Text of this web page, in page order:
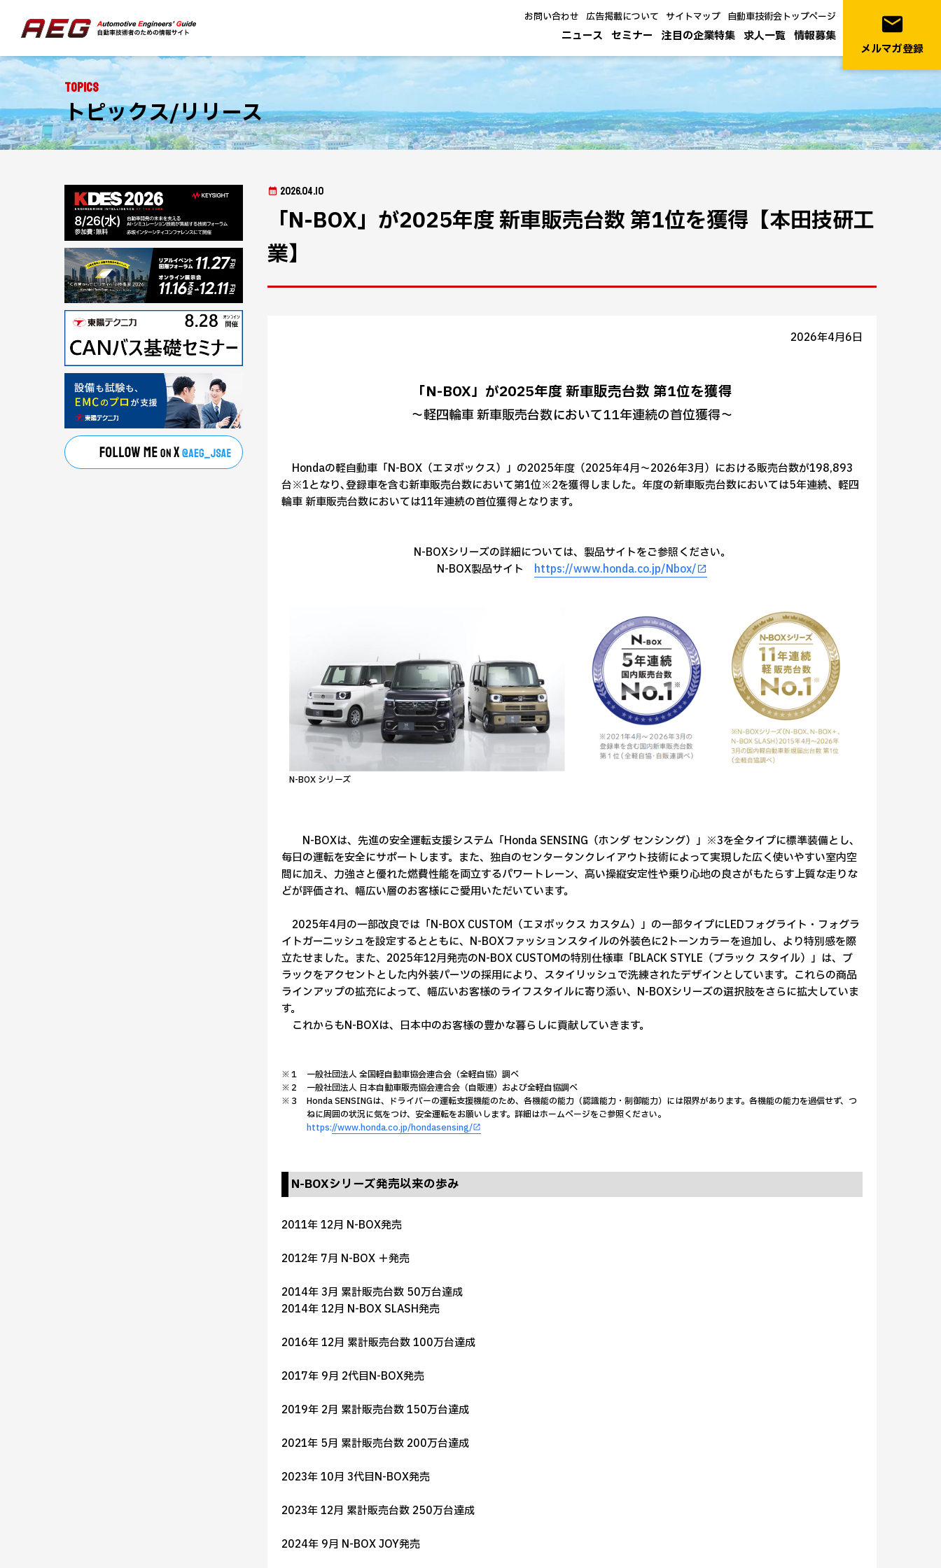
ニュース セミナー 注目の企業特集 求人一覧 情報募集
お問い合わせ 広告掲載について サイトマップ 自動車技術会トップページ email
メルマガ登録
Topics
トピックス/リリース
2026.04.10
「N-BOX」が2025年度 新車販売台数 第1位を獲得【本田技研工
業】
2026年4月6日
「N-BOX」が2025年度 新車販売台数 第1位を獲得
～軽四輪車 新車販売台数において11年連続の首位獲得～
Hondaの軽自動車「N-BOX（エヌボックス）」の2025年度（2025年4月～2026年3月）における販売台数が198,893
台※1となり､登録車を含む新車販売台数において第1位※2を獲得しました。年度の新車販売台数においては5年連続、軽四
輪車 新車販売台数においては11年連続の首位獲得となります。
N-BOXシリーズの詳細については、製品サイトをご参照ください。
N-BOX製品サイト https://www.honda.co.jp/Nbox/
N-BOX シリーズ
N-BOXは、先進の安全運転支援システム「Honda SENSING（ホンダ センシング）」※3を全タイプに標準装備とし、
毎日の運転を安全にサポートします。また、独自のセンタータンクレイアウト技術によって実現した広く使いやすい室内空
間に加え、力強さと優れた燃費性能を両立するパワートレーン、高い操縦安定性や乗り心地の良さがもたらす上質な走りな
どが評価され、幅広い層のお客様にご愛用いただいています。
2025年4月の一部改良では「N-BOX CUSTOM（エヌボックス カスタム）」の一部タイプにLEDフォグライト・フォグラ
イトガーニッシュを設定するとともに、N-BOXファッションスタイルの外装色に2トーンカラーを追加し、より特別感を際
立たせました。また、2025年12月発売のN-BOX CUSTOMの特別仕様車「BLACK STYLE（ブラック スタイル）」は、ブ
ラックをアクセントとした内外装パーツの採用により、スタイリッシュで洗練されたデザインとしています。これらの商品
ラインアップの拡充によって、幅広いお客様のライフスタイルに寄り添い、N-BOXシリーズの選択肢をさらに拡大していま
す。
これからもN-BOXは、日本中のお客様の豊かな暮らしに貢献していきます。
※１ 一般社団法人 全国軽自動車協会連合会（全軽自協）調べ
※２ 一般社団法人 日本自動車販売協会連合会（自販連）および全軽自協調べ
※３ Honda SENSINGは、ドライバーの運転支援機能のため、各機能の能力（認識能力・制御能力）には限界があります。各機能の能力を過信せず、つ
ねに周囲の状況に気をつけ、安全運転をお願いします。詳細はホームページをご参照ください。
https://www.honda.co.jp/hondasensing/
N-BOXシリーズ発売以来の歩み
2011年 12月 N-BOX発売
2012年 7月 N-BOX ＋発売
2014年 3月 累計販売台数 50万台達成
2014年 12月 N-BOX SLASH発売
2016年 12月 累計販売台数 100万台達成
2017年 9月 2代目N-BOX発売
2019年 2月 累計販売台数 150万台達成
2021年 5月 累計販売台数 200万台達成
2023年 10月 3代目N-BOX発売
2023年 12月 累計販売台数 250万台達成
2024年 9月 N-BOX JOY発売